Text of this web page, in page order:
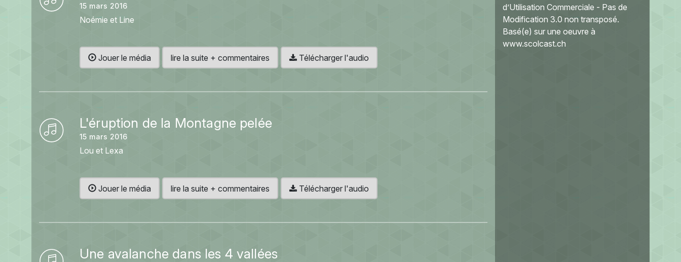
15 mars 2016
Noémie et Line
Jouer le média lire la suite + commentaires Télécharger l'audio
L'éruption de la Montagne pelée
15 mars 2016
Lou et Lexa
Jouer le média lire la suite + commentaires Télécharger l'audio
Une avalanche dans les 4 vallées
d’Utilisation Commerciale - Pas de
Modification 3.0 non transposé.
Basé(e) sur une oeuvre à
www.scolcast.ch